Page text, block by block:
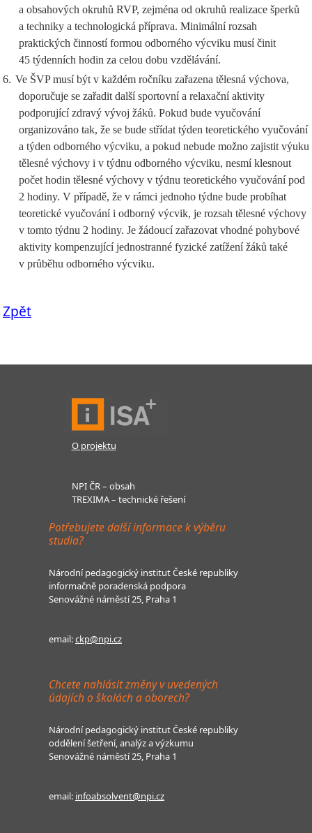
a obsahových okruhů RVP, zejména od okruhů realizace šperků
a techniky a technologická příprava. Minimální rozsah
praktických činností formou odborného výcviku musí činit
45 týdenních hodin za celou dobu vzdělávání.
6. Ve ŠVP musí být v každém ročníku zařazena tělesná výchova,
doporučuje se zařadit další sportovní a relaxační aktivity
podporující zdravý vývoj žáků. Pokud bude vyučování
organizováno tak, že se bude střídat týden teoretického vyučování
a týden odborného výcviku, a pokud nebude možno zajistit výuku
tělesné výchovy i v týdnu odborného výcviku, nesmí klesnout
počet hodin tělesné výchovy v týdnu teoretického vyučování pod
2 hodiny. V případě, že v rámci jednoho týdne bude probíhat
teoretické vyučování i odborný výcvik, je rozsah tělesné výchovy
v tomto týdnu 2 hodiny. Je žádoucí zařazovat vhodné pohybové
aktivity kompenzující jednostranné fyzické zatížení žáků také
v průběhu odborného výcviku.
Zpět
O projektu
NPI ČR – obsah
TREXIMA – technické řešení
Potřebujete další informace k výběru
studia?
Národní pedagogický institut České republiky
informačně poradenská podpora
Senovážné náměstí 25, Praha 1
email:ckp@npi.cz
Chcete nahlásit změny v uvedených
údajích o školách a oborech?
Národní pedagogický institut České republiky
oddělení šetření, analýz a výzkumu
Senovážné náměstí 25, Praha 1
email: infoabsolvent@npi.cz